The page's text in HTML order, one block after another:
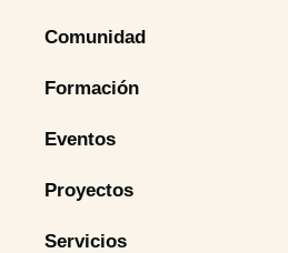
Comunidad
Formación
Eventos
Proyectos
Servicios